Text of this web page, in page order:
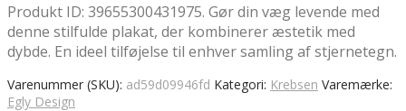
Produkt ID: 39655300431975. Gør din væg levende med
denne stilfulde plakat, der kombinerer æstetik med
dybde. En ideel tilføjelse til enhver samling af stjernetegn.
Varenummer (SKU): ad59d09946fd Kategori: Krebsen Varemærke:
Egly Design